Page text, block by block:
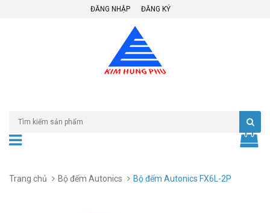
ĐĂNG NHẬP ĐĂNG KÝ
Trang chủ Bộ đếm Autonics Bộ đếm Autonics FX6L-2P